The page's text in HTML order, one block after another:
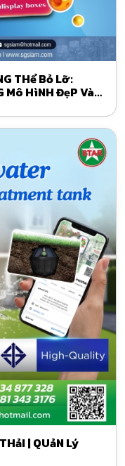
THể Bỏ Lỡ:
Mô HìNH ĐẹP Và
| QUảN Lý